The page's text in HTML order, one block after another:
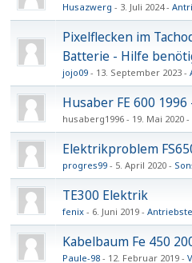
Husazwerg 3. Juli 2024
Pixelflecken im
Batterie - Hilfe
jojo09 13. September 2023
Husaber FE 600
husaberg1996 19. Mai 2020
Elektrikproblem
progres99 5. April 2020
TE300 Elektrik
fenix 6. Juni 2019
Kabelbaum Fe 450
Paule-98 12. Februar 2019